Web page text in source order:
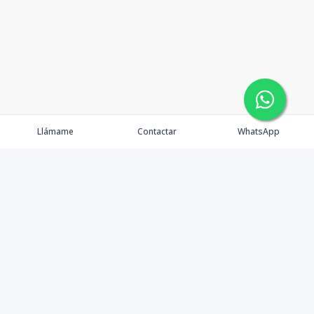
Llámame Contactar WhatsApp